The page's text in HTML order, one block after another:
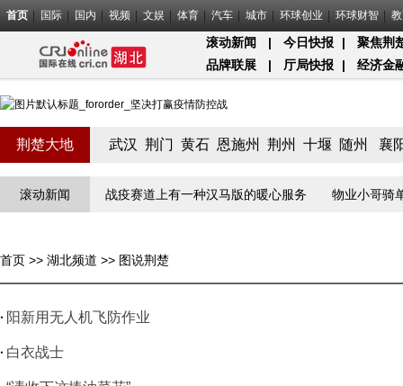
首页 国际 国内 视频 文娱 体育 汽车 城市 环球创业 环球财智
滚动新闻 | 今日快报 |
聚焦荆
品牌联展
| 厅局快报 | 经济金
荆楚大地 武汉 荆门 黄石 恩施州 荆州 十堰 随州 襄
滚动新闻
线守门员 战疫赛道上有一种汉马版的暖心服务 物业小哥骑单
首页 >> 湖北频道 >> 图说荆楚
阳新用无人机飞防作业
白衣战士